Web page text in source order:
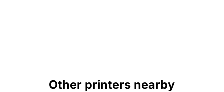
Other printers nearby